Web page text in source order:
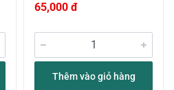
65,000 đ
Thêm vào giỏ hàng